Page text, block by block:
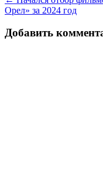
записям
Орел» за 2024 год
Добавить